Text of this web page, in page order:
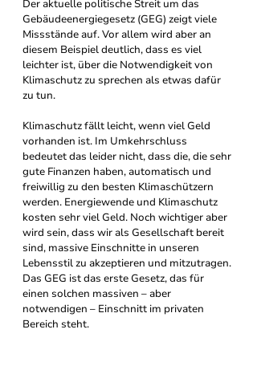
Der aktuelle politische Streit um das
Gebäudeenergiegesetz (GEG) zeigt viele
Missstände auf. Vor allem wird aber an
diesem Beispiel deutlich, dass es viel
leichter ist, über die Notwendigkeit von
Klimaschutz zu sprechen als etwas dafür
zu tun.
Klimaschutz fällt leicht, wenn viel Geld
vorhanden ist. Im Umkehrschluss
bedeutet das leider nicht, dass die, die sehr
gute Finanzen haben, automatisch und
freiwillig zu den besten Klimaschützern
werden. Energiewende und Klimaschutz
kosten sehr viel Geld. Noch wichtiger aber
wird sein, dass wir als Gesellschaft bereit
sind, massive Einschnitte in unseren
Lebensstil zu akzeptieren und mitzutragen.
Das GEG ist das erste Gesetz, das für
einen solchen massiven – aber
notwendigen – Einschnitt im privaten
Bereich steht.